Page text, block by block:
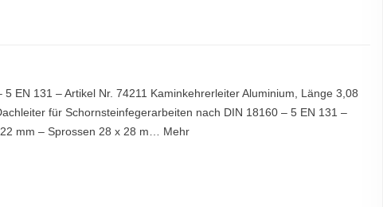
EN 131 – Artikel Nr. 74211 Kaminkehrerleiter Aluminium, Länge 3,08
für Schornsteinfegerarbeiten nach DIN 18160 – 5 EN 131 –
mm – Sprossen 28 x 28 m… Mehr